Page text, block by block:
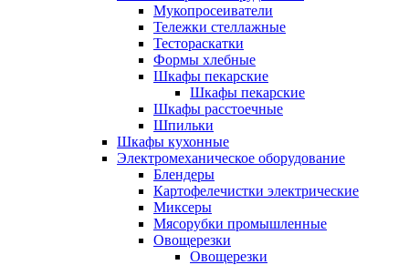
Мукопросеиватели
Тележки стеллажные
Тестораскатки
Формы хлебные
Шкафы пекарские
Шкафы пекарские
Шкафы расстоечные
Шпильки
Шкафы кухонные
Электромеханическое оборудование
Блендеры
Картофелечистки электрические
Миксеры
Мясорубки промышленные
Овощерезки
Овощерезки